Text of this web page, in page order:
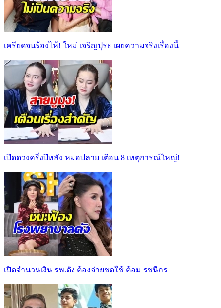
เครียดจนร้องไห้! ใหม่ เจริญปุระ เผยความจริงเรื่องนี้
เปิดดวงครึ่งปีหลัง หมอปลาย เตือน 8 เหตุการณ์ใหญ่!
เปิดจำนวนเงิน รพ.ดัง ต้องจ่ายชดใช้ ต้อม รชนีกร